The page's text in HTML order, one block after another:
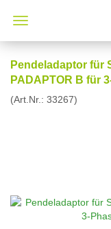
Pendeladaptor für
PADAPTOR B für
(Art.Nr.: 33267)